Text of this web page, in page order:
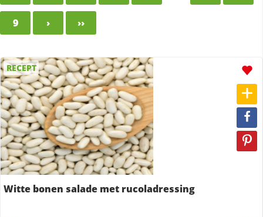
9 › ››
RECEPT
Witte bonen salade met rucoladressing